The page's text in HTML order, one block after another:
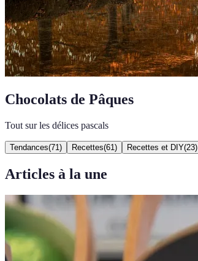
Chocolats de Pâques
Tout sur les délices pascals
Tendances(71 ) Recettes(61 ) Recettes et DIY(23)
Articles à la une